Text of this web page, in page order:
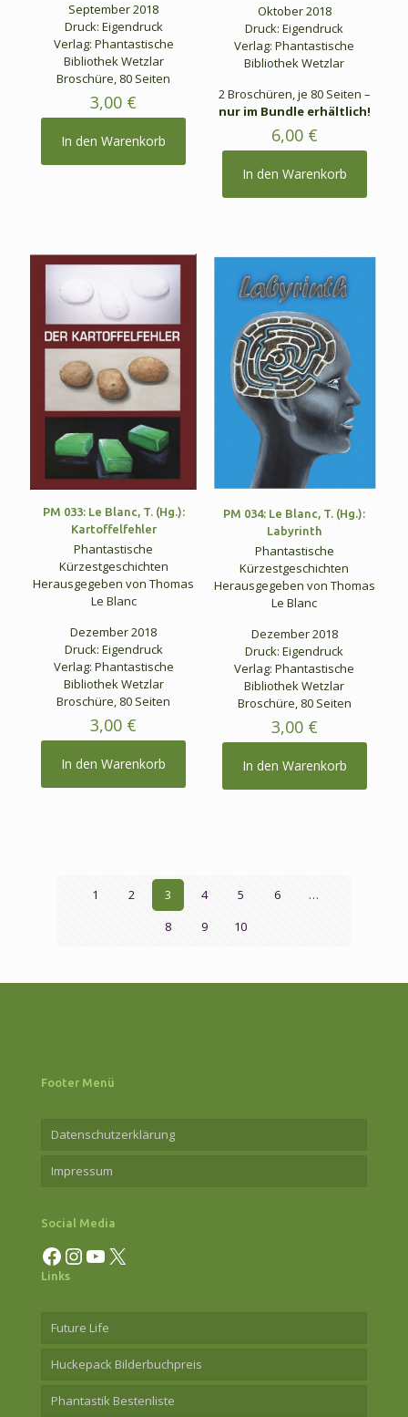
September 2018
Druck: Eigendruck
Verlag: Phantastische
Bibliothek Wetzlar
Broschüre, 80 Seiten
3,00 €
In den Warenkorb
Oktober 2018
Druck: Eigendruck
Verlag: Phantastische
Bibliothek Wetzlar
2 Broschüren, je 80 Seiten –
nur im Bundle erhältlich!
6,00 €
In den Warenkorb
PM 033: Le Blanc, T. (Hg.):
Kartoffelfehler
Phantastische
Kürzestgeschichten
Herausgegeben von Thomas
Le Blanc
Dezember 2018
Druck: Eigendruck
Verlag: Phantastische
Bibliothek Wetzlar
Broschüre, 80 Seiten
3,00 €
In den Warenkorb
PM 034: Le Blanc, T. (Hg.):
Labyrinth
Phantastische
Kürzestgeschichten
Herausgegeben von Thomas
Le Blanc
Dezember 2018
Druck: Eigendruck
Verlag: Phantastische
Bibliothek Wetzlar
Broschüre, 80 Seiten
3,00 €
In den Warenkorb
1 2 3 4 5 6
…
8
9 10
Footer Menü
Datenschutzerklärung
Impressum
Social Media
Facebook InstagramYouTube X
Links
Future Life
Huckepack Bilderbuchpreis
Phantastik Bestenliste